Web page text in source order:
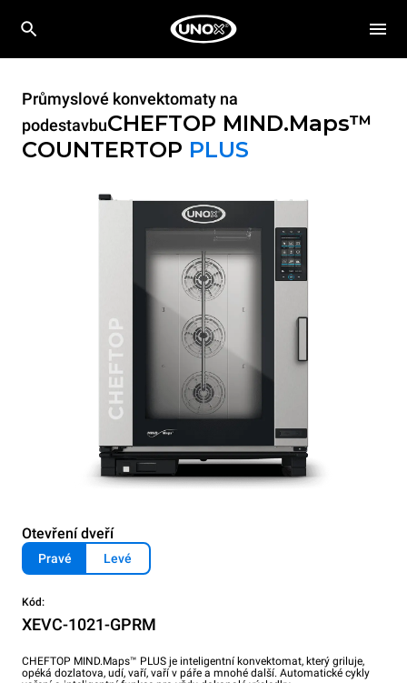
Průmyslové konvektomaty na
podestavbuCHEFTOP MIND.Maps™
COUNTERTOP PLUS
Otevření dveří
Pravé Levé
Kód:
XEVC-1021-GPRM
CHEFTOP MIND.Maps™ PLUS je inteligentní konvektomat, který griluje,
opéká dozlatova, udí, vaří, vaří v páře a mnohé další. Automatické cykly